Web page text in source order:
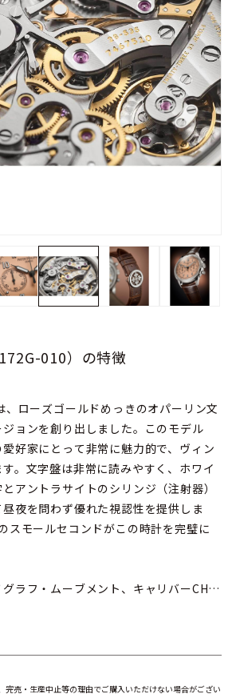
010）の特徴
、ローズゴールドめっきのオパーリン文
ョンを創り出しました。このモデル
好家にとって非常に魅力的で、ヴィン
。文字盤は非常に読みやすく、ホワイ
アントラサイトのシリンジ（注射器）
夜を問わず優れた視認性を提供しま
スモールセコンドがこの時計を完璧に
ラフ・ムーブメント、キャリバーCH
が際立っています。新しい歯型曲線、
トには他の機能性と性能向上のための
売・生産中止等の理由でご購入いただけない場合がござい